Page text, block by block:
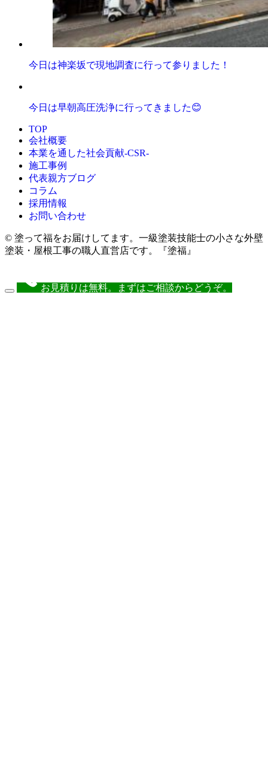
今日は神楽坂で現地調査に行って参りました！
今日は早朝高圧洗浄に行ってきました😊
TOP
会社概要
本業を通した社会貢献-CSR-
施工事例
代表親方ブログ
コラム
採用情報
お問い合わせ
© 塗って福をお届けしてます。一級塗装技能士の小さな外壁
塗装・屋根工事の職人直営店です。『塗福』
お見積りは無料。まずはご相談からどうぞ。